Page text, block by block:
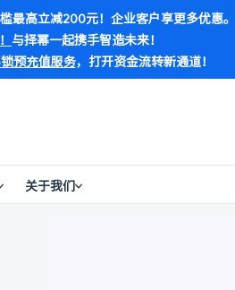
最高立减200元！企业客户享更多优惠。
与择幂一起携手智造未来！
预充值服务，打开资金流转新通道！
关于我们